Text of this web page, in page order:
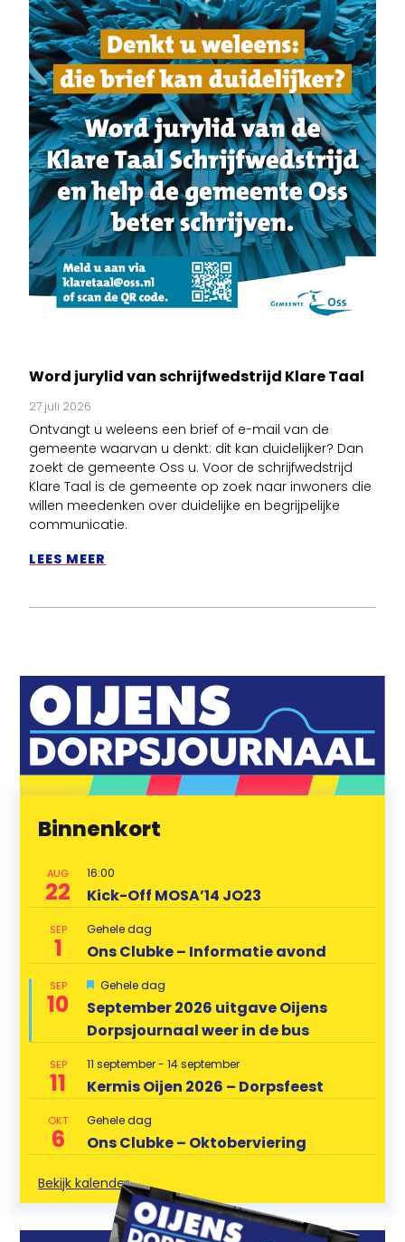
Word jurylid van schrijfwedstrijd Klare Taal
27 juli 2026
Ontvangt u weleens een brief of e-mail van de
gemeente waarvan u denkt: dit kan duidelijker? Dan
zoekt de gemeente Oss u. Voor de schrijfwedstrijd
Klare Taal is de gemeente op zoek naar inwoners die
willen meedenken over duidelijke en begrijpelijke
communicatie.
LEES MEER
Binnenkort
AUG
22
16:00
Kick-Off MOSA’14 JO23
SEP
1
Gehele dag
Ons Clubke – Informatie avond
SEP
10
U
t
g
e
i
c
h
t
Gehele dag
September 2026 uitgave Oijens
Dorpsjournaal weer in de bus
SEP
11
11 september-14 september
Kermis Oijen 2026 – Dorpsfeest
OKT
6
Gehele dag
Ons Clubke – Oktoberviering
Bekijk kalender